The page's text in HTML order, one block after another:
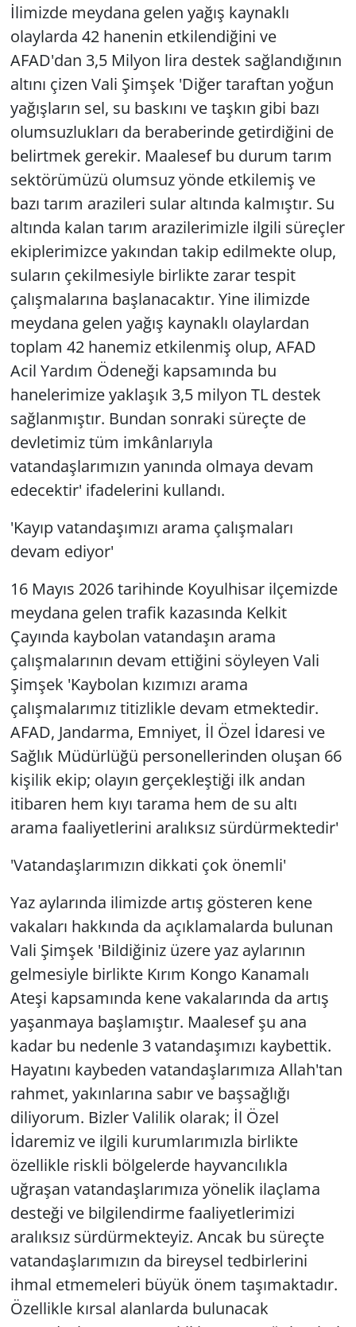
İlimizde meydana gelen yağış kaynaklı
olaylarda 42 hanenin etkilendiğini ve
AFAD'dan 3,5 Milyon lira destek sağlandığının
altını çizen Vali Şimşek 'Diğer taraftan yoğun
yağışların sel, su baskını ve taşkın gibi bazı
olumsuzlukları da beraberinde getirdiğini de
belirtmek gerekir. Maalesef bu durum tarım
sektörümüzü olumsuz yönde etkilemiş ve
bazı tarım arazileri sular altında kalmıştır. Su
altında kalan tarım arazilerimizle ilgili süreçler
ekiplerimizce yakından takip edilmekte olup,
suların çekilmesiyle birlikte zarar tespit
çalışmalarına başlanacaktır. Yine ilimizde
meydana gelen yağış kaynaklı olaylardan
toplam 42 hanemiz etkilenmiş olup, AFAD
Acil Yardım Ödeneği kapsamında bu
hanelerimize yaklaşık 3,5 milyon TL destek
sağlanmıştır. Bundan sonraki süreçte de
devletimiz tüm imkânlarıyla
vatandaşlarımızın yanında olmaya devam
edecektir' ifadelerini kullandı.
'Kayıp vatandaşımızı arama çalışmaları
devam ediyor'
16 Mayıs 2026 tarihinde Koyulhisar ilçemizde
meydana gelen trafik kazasında Kelkit
Çayında kaybolan vatandaşın arama
çalışmalarının devam ettiğini söyleyen Vali
Şimşek 'Kaybolan kızımızı arama
çalışmalarımız titizlikle devam etmektedir.
AFAD, Jandarma, Emniyet, İl Özel İdaresi ve
Sağlık Müdürlüğü personellerinden oluşan 66
kişilik ekip; olayın gerçekleştiği ilk andan
itibaren hem kıyı tarama hem de su altı
arama faaliyetlerini aralıksız sürdürmektedir'
'Vatandaşlarımızın dikkati çok önemli'
Yaz aylarında ilimizde artış gösteren kene
vakaları hakkında da açıklamalarda bulunan
Vali Şimşek 'Bildiğiniz üzere yaz aylarının
gelmesiyle birlikte Kırım Kongo Kanamalı
Ateşi kapsamında kene vakalarında da artış
yaşanmaya başlamıştır. Maalesef şu ana
kadar bu nedenle 3 vatandaşımızı kaybettik.
Hayatını kaybeden vatandaşlarımıza Allah'tan
rahmet, yakınlarına sabır ve başsağlığı
diliyorum. Bizler Valilik olarak; İl Özel
İdaremiz ve ilgili kurumlarımızla birlikte
özellikle riskli bölgelerde hayvancılıkla
uğraşan vatandaşlarımıza yönelik ilaçlama
desteği ve bilgilendirme faaliyetlerimizi
aralıksız sürdürmekteyiz. Ancak bu süreçte
vatandaşlarımızın da bireysel tedbirlerini
ihmal etmemeleri büyük önem taşımaktadır.
Özellikle kırsal alanlarda bulunacak